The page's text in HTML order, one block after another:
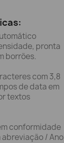
pronta
borrões.
com 3,8
de data em
textos
conformidade
/ Ano